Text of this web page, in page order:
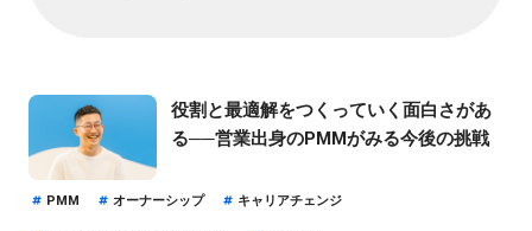
役割と最適解をつくっていく面白さがあ
る──営業出身のPMMがみる今後の挑戦
PMM オーナーシップ
キャリアチェンジ